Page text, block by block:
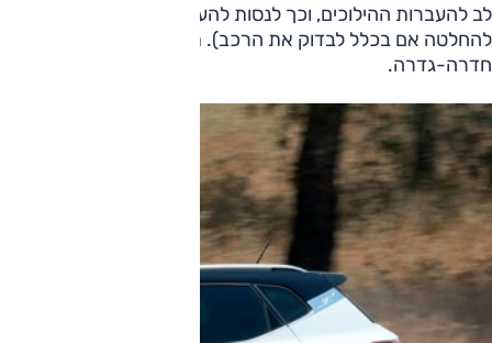
לב להעברות ההילוכים, וכך לנסות להעריך את מצב המצמדים
להחלטה אם בכלל לבדוק את הרכב). תיבה מסוג כזה תתאים למי
חדרה-גדרה.